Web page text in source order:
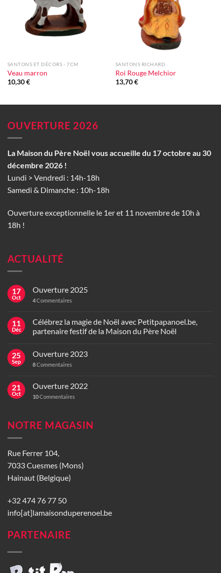
SANTONS ET DÉCORS - 7CM
Veau marron
10,30€
SANTONS RICHARD
Roi Rouge Melchior
13,70€
OUVERTURE 2026
La Maison du Père Noël vous accueille du 17 octobre au 30
décembre 2026 !
Lundi > Vendredi : 14h-18h
Samedi & Dimanche : 10h-18h
Ouverture exceptionnelle le 1er et 11 novembre de 10h à
18h !
ACTUALITÉ
17
Oct
Ouverture 2025
4Commentaires
11
Déc
Célébrez la magie de Noël avec Petitpapanoel.be,
partenaire festif de la Maison du Père Noël
25
Sep
Ouverture 2023
8Commentaires
21
Oct
Ouverture 2022
10Commentaires
NOTRE MAGASIN
Rue Ferrer 104,
7033 Cuesmes (Mons)
Hainaut (Belgique)
+32 474 76 77 50
info[at]lamaisonduperenoel.be
PARTENAIRE